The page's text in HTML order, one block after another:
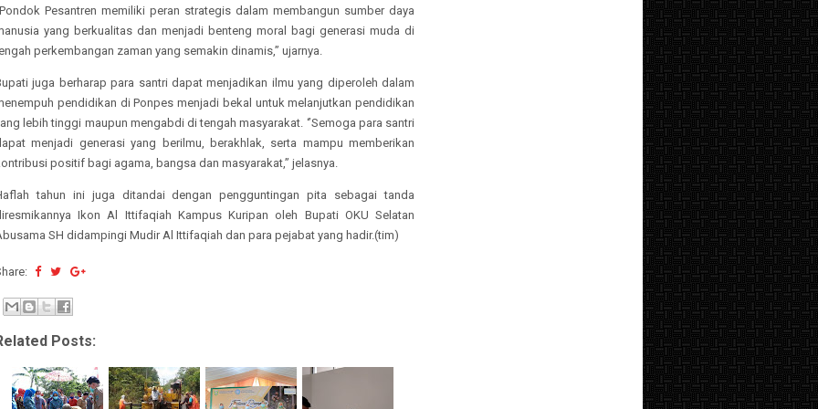
Pesantren memiliki peran strategis dalam membangun sumber daya
yang berkualitas dan menjadi benteng moral bagi generasi muda di
perkembangan zaman yang semakin dinamis,’’ ujarnya.
juga berharap para santri dapat menjadikan ilmu yang diperoleh dalam
pendidikan di Ponpes menjadi bekal untuk melanjutkan pendidikan
lebih tinggi maupun mengabdi di tengah masyarakat. ‘’Semoga para santri
menjadi generasi yang berilmu, berakhlak, serta mampu memberikan
positif bagi agama, bangsa dan masyarakat,’’ jelasnya.
tahun ini juga ditandai dengan pengguntingan pita sebagai tanda
Ikon Al Ittifaqiah Kampus Kuripan oleh Bupati OKU Selatan
SH didampingi Mudir Al Ittifaqiah dan para pejabat yang hadir.(tim)
Posts: